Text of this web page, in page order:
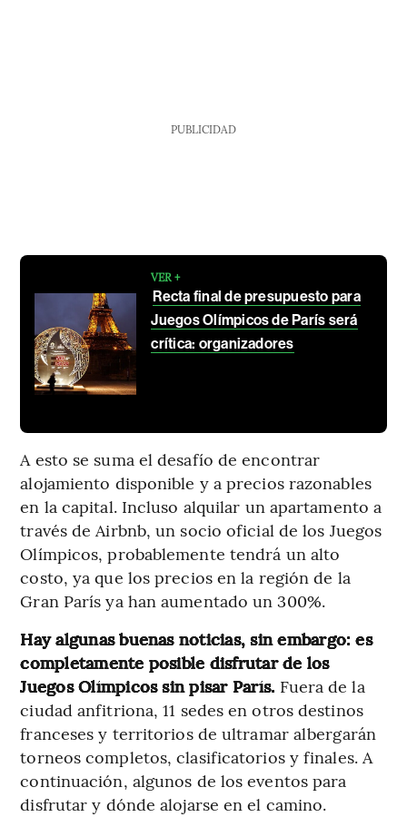
PUBLICIDAD
VER +
Recta final de presupuesto para
Juegos Olímpicos de París será
crítica: organizadores
A esto se suma el desafío de encontrar
alojamiento disponible y a precios razonables
en la capital. Incluso alquilar un apartamento a
través de Airbnb, un socio oficial de los Juegos
Olímpicos, probablemente tendrá un alto
costo, ya que los precios en la región de la
Gran París ya han aumentado un 300%.
Hay algunas buenas noticias, sin embargo: es
completamente posible disfrutar de los
Juegos Olímpicos sin pisar París. Fuera de la
ciudad anfitriona, 11 sedes en otros destinos
franceses y territorios de ultramar albergarán
torneos completos, clasificatorios y finales. A
continuación, algunos de los eventos para
disfrutar y dónde alojarse en el camino.